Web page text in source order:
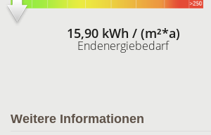
15,90 kWh / (m²*a)
Endenergiebedarf
Weitere Informationen